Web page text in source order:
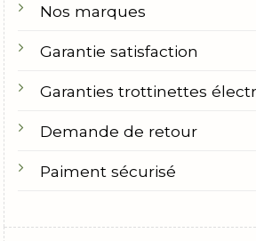
Nos marques
Garantie satisfaction
Garanties trottinettes
Demande de retour
Paiment sécurisé